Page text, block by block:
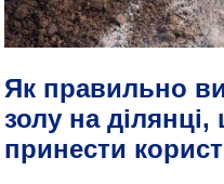
Як правильно
золу на
принести